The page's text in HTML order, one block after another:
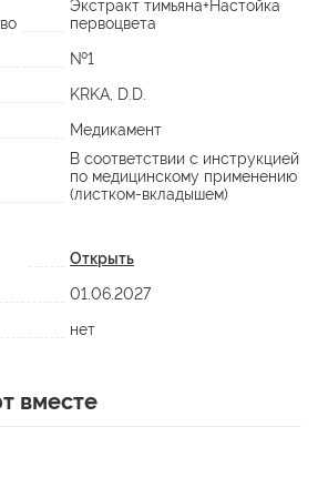
Экстракт тимьяна+Настойка
первоцвета
№1
KRKA, D.D.
Медикамент
В соответствии с инструкцией
по медицинскому применению
(листком-вкладышем)
Открыть
01.06.2027
нет
вместе